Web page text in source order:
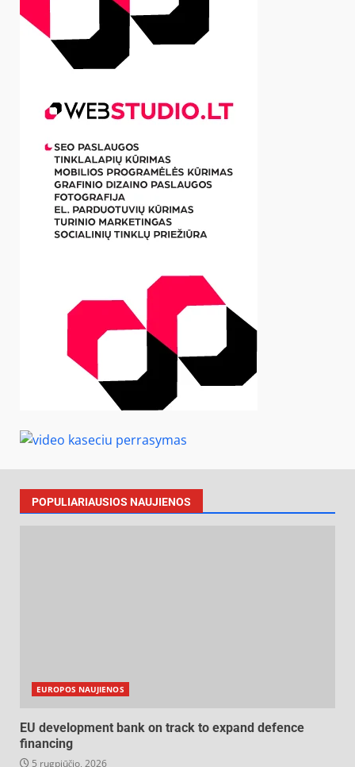
POPULIARIAUSIOS NAUJIENOS
EUROPOS NAUJIENOS
EU development bank on track to expand defence
financing
5 rugpjūčio, 2026